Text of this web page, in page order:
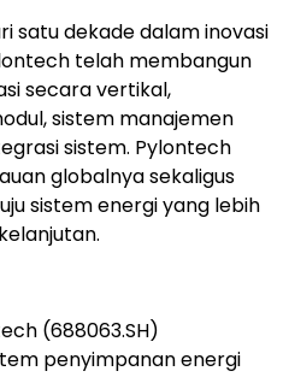
satu dekade dalam inovasi
telah membangun
secara vertikal,
sistem manajemen
sistem. Pylontech
globalnya sekaligus
sistem energi yang lebih
(688063.SH)
penyimpanan energi